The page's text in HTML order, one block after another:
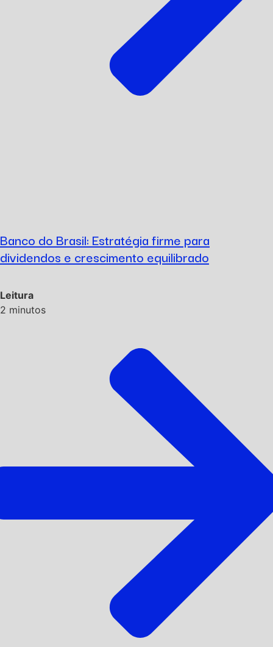
Banco do Brasil: Estratégia firme para
dividendos e crescimento equilibrado
Leitura
2 minutos